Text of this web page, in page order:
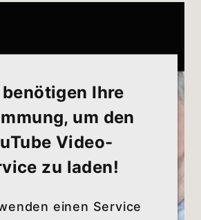
Ihre
um den
Video-
zu laden!
einen Service